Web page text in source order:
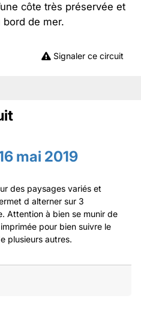
côte très préservée et
bord de mer.
Signaler ce circuit
mai 2019
des paysages variés et
d alterner sur 3
Attention à bien se munir de
pour bien suivre le
plusieurs autres.